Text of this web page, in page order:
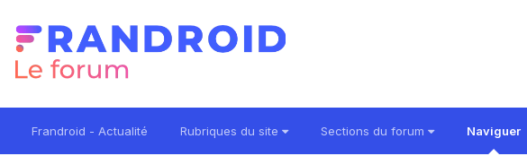
Frandroid - Actualité Rubriques du site Sections du forum Naviguer